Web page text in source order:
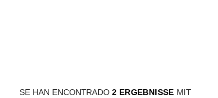
SE HAN ENCONTRADO 2 ERGEBNISSE MIT